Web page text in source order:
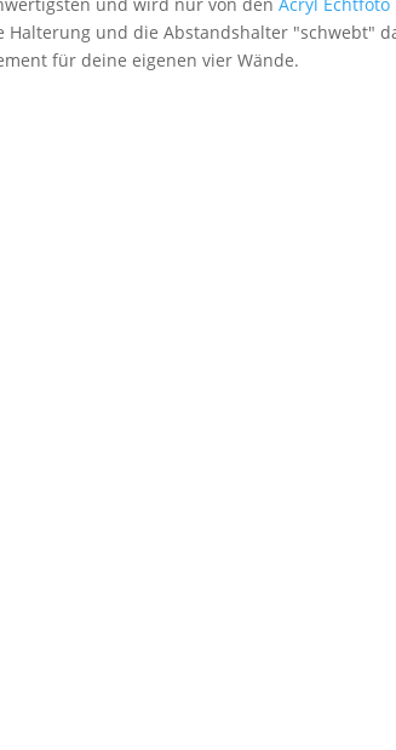
und die Abstandshalter "schwebt"
für deine eigenen vier Wände.